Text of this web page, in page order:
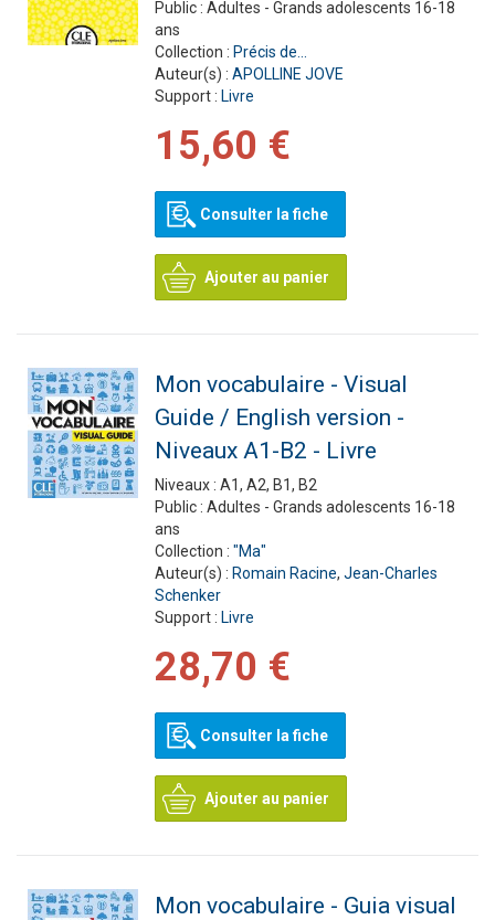
Public : Adultes - Grands adolescents 16-18
ans
Collection : Précis de...
Auteur(s) : APOLLINE JOVE
Support : Livre
15,60 €
Consulter la fiche
Ajouter au panier
Mon vocabulaire - Visual
Guide / English version -
Niveaux A1-B2 - Livre
Niveaux : A1, A2, B1, B2
Public : Adultes - Grands adolescents 16-18
ans
Collection : "Ma"
Auteur(s) : Romain Racine, Jean-Charles
Schenker
Support : Livre
28,70 €
Consulter la fiche
Ajouter au panier
Mon vocabulaire - Guia visual